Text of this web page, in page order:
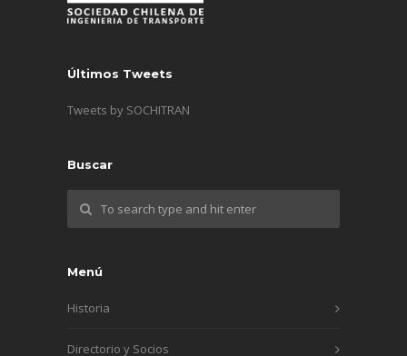
Últimos Tweets
Tweets by SOCHITRAN
Buscar
Menú
Historia
Directorio y Socios